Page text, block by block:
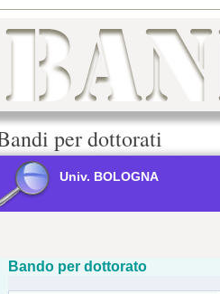
per dottorati
Univ. BOLOGNA
Bando per dottorato